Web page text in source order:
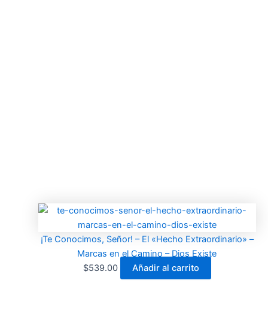
¡Te Conocimos, Señor! – El «Hecho Extraordinario» –
Marcas en el Camino – Dios Existe
$539.00 Añadir al carrito